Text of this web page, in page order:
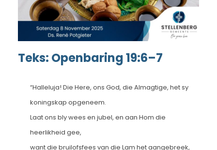
Teks: Openbaring 19:6–7
“Halleluja! Die Here, ons God, die Almagtige, het sy
koningskap opgeneem.
Laat ons bly wees en jubel, en aan Hom die
heerlikheid gee,
want die bruilofsfees van die Lam het aangebreek,